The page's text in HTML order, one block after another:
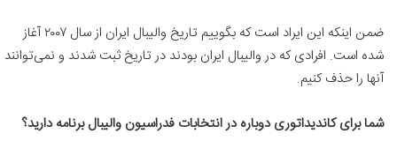
ضمن اینکه این ایراد است که بگوییم تاریخ والیبال ایران از سال ۲۰۰۷ آغاز
شده است. افرادی که در والیبال ایران بودند در تاریخ ثبت شدند و نمی‌توانند
آنها را حذف کنیم.
شما برای کاندیداتوری دوباره در انتخابات فدراسیون والیبال برنامه دارید؟